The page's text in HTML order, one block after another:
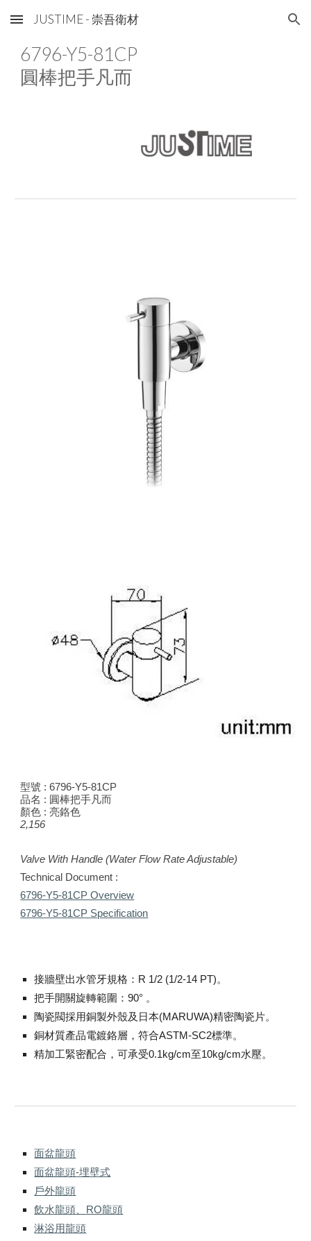
Skip to main content Skip to navigation
JUSTIME - 崇吾衛材
6796-Y5-81CP
圓棒把手凡而
型號 : 6796-Y5-81CP
品名 : 圓棒把手凡而
顏色 : 亮鉻色
2,156
Valve With Handle (Water Flow Rate Adjustable)
Technical Document :
6796-Y5-81CP Overview
6796-Y5-81CP Specification
接牆壁出水管牙規格：R 1/2 (1/2-14 PT)。
把手開關旋轉範圍：90° 。
陶瓷閥採用銅製外殼及日本(MARUWA)精密陶瓷片。
銅材質產品電鍍鉻層，符合ASTM-SC2標準。
精加工緊密配合，可承受0.1kg/cm至10kg/cm水壓。
面盆龍頭
面盆龍頭-埋壁式
戶外龍頭
飲水龍頭、RO龍頭
淋浴用龍頭